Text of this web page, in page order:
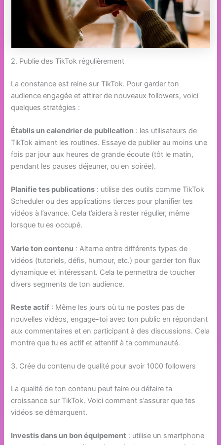
2. Publie des TikTok régulièrement
La constance est reine sur TikTok. Pour garder ton
audience engagée et attirer de nouveaux followers, voici
quelques stratégies :
Établis un calendrier de publication : les utilisateurs de
TikTok aiment les routines. Essaye de publier au moins une
fois par jour aux heures de grande écoute (tôt le matin,
pendant les pauses déjeuner, ou en soirée).
Planifie tes publications : utilise des outils comme TikTok
Scheduler ou des applications tierces pour planifier tes
vidéos à l’avance. Cela t’aidera à rester régulier, même
lorsque tu es occupé.
Varie ton contenu : Alterne entre différents types de
vidéos (tutoriels, défis, humour, etc.) pour garder ton flux
dynamique et intéressant. Cela te permettra de toucher
divers segments de ton audience.
Reste actif : Même les jours où tu ne postes pas de
nouvelles vidéos, engage-toi avec ton public en répondant
aux commentaires et en participant à des discussions. Cela
montre que tu es actif et attentif à ta communauté.
3. Crée du contenu de qualité pour avoir 1000 followers
La qualité de ton contenu peut faire ou défaire ta
croissance sur TikTok. Voici comment s’assurer que tes
vidéos se démarquent.
Investis dans un bon équipement : utilise un smartphone